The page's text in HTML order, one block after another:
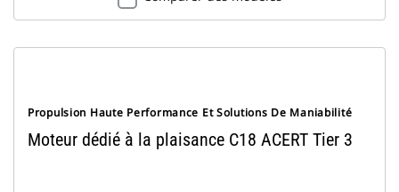
Propulsion Haute Performance Et Solutions De Maniabilité
Moteur dédié à la plaisance C18 ACERT Tier 3